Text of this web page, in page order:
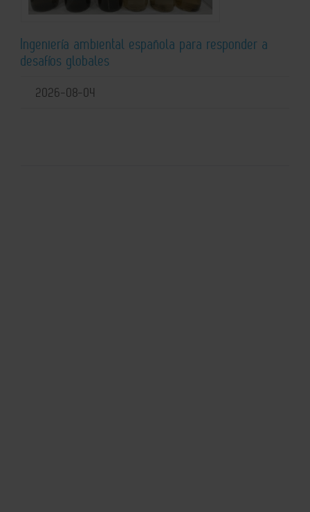
Ingeniería ambiental española para responder a
desafíos globales
2026-08-04